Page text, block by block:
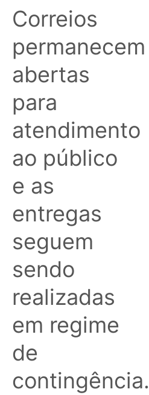
Correios
permanecem
abertas
para
atendimento
ao público
e as
entregas
seguem
sendo
realizadas
em regime
de
contingência.